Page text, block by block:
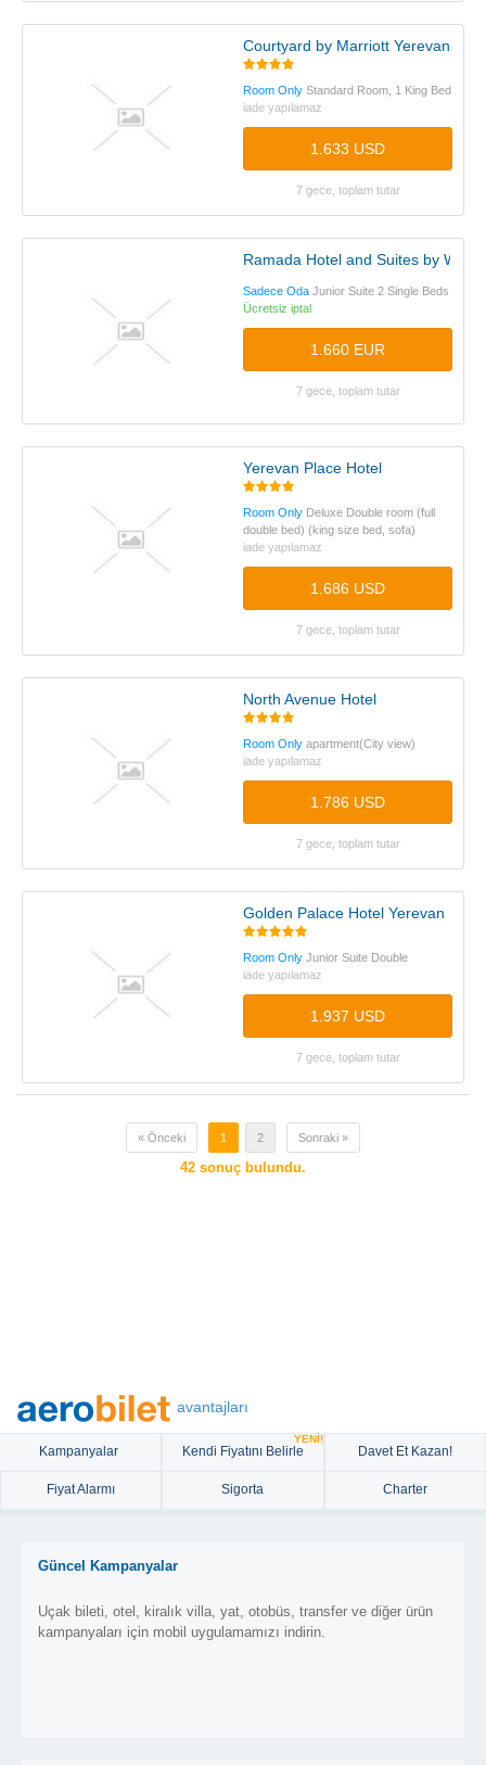
Courtyard by Marriott Yerevan
Room Only Standard Room, 1 King Bed
iade yapılamaz
1.633 USD
7 gece, toplam tutar
Ramada Hotel and Suites by
Sadece Oda Junior Suite 2 Single Beds
Ücretsiz iptal
1.660 EUR
7 gece, toplam tutar
Yerevan Place Hotel
Room Only Deluxe Double room (full
double bed) (king size bed, sofa)
iade yapılamaz
1.686 USD
7 gece, toplam tutar
North Avenue Hotel
Room Only apartment(City view)
iade yapılamaz
1.786 USD
7 gece, toplam tutar
Golden Palace Hotel Yerevan
Room Only Junior Suite Double
iade yapılamaz
1.937 USD
7 gece, toplam tutar
« Önceki 1 2 Sonraki »
42 sonuç bulundu.
avantajları
Kampanyalar Kendi Fiyatını Belirle
YENİ!
Davet Et Kazan!
Fiyat Alarmı Sigorta Charter
Güncel Kampanyalar
Uçak bileti, otel, kiralık villa, yat, otobüs, transfer ve diğer ürün
kampanyaları için mobil uygulamamızı indirin.